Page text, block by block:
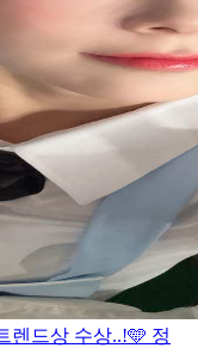
렌드상 수상..!🩵 정